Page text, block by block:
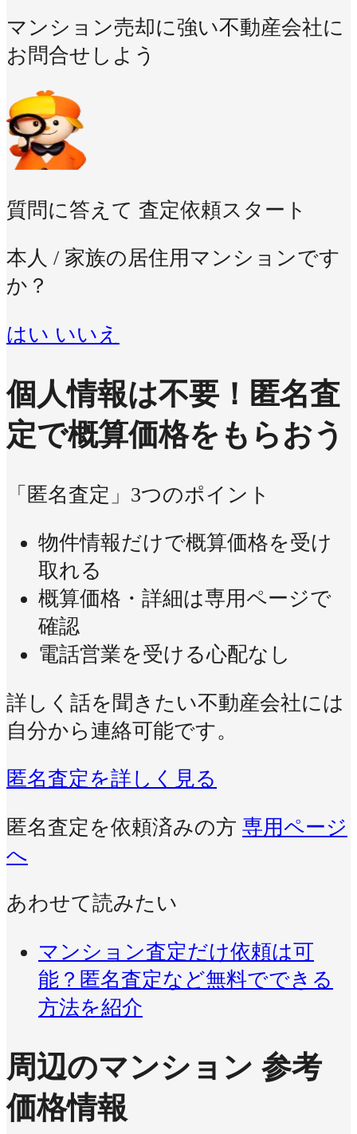
マンション売却に強い不動産会社に
お問合せしよう
質問に答えて 査定依頼スタート
本人 / 家族の居住用マンションです
か？
はい いいえ
個人情報は不要！ 匿名査
定で概算価格をもらおう
「匿名査定」3つのポイント
物件情報だけで概算価格を受け
取れる
概算価格・詳細は専用ページで
確認
電話営業を受ける心配なし
詳しく話を聞きたい不動産会社には
自分から連絡可能です。
匿名査定を詳しく見る
匿名査定を依頼済みの方 専用ページ
へ
あわせて読みたい
マンション査定だけ依頼は可
能？匿名査定など無料でできる
方法を紹介
周辺のマンション 参考
価格情報